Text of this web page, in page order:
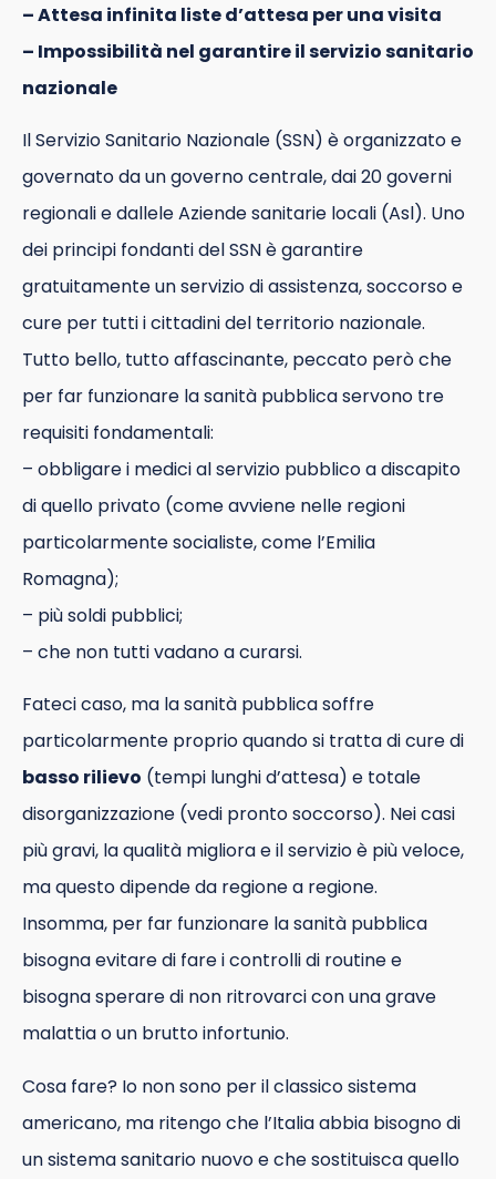
– Attesa infinita liste d’attesa per una visita
– Impossibilità nel garantire il servizio sanitario
nazionale
Il Servizio Sanitario Nazionale (SSN) è organizzato e
governato da un governo centrale, dai 20 governi
regionali e dallele Aziende sanitarie locali (Asl). Uno
dei principi fondanti del SSN è garantire
gratuitamente un servizio di assistenza, soccorso e
cure per tutti i cittadini del territorio nazionale.
Tutto bello, tutto affascinante, peccato però che
per far funzionare la sanità pubblica servono tre
requisiti fondamentali:
– obbligare i medici al servizio pubblico a discapito
di quello privato (come avviene nelle regioni
particolarmente socialiste, come l’Emilia
Romagna);
– più soldi pubblici;
– che non tutti vadano a curarsi.
Fateci caso, ma la sanità pubblica soffre
particolarmente proprio quando si tratta di cure di
basso rilievo (tempi lunghi d’attesa) e totale
disorganizzazione (vedi pronto soccorso). Nei casi
più gravi, la qualità migliora e il servizio è più veloce,
ma questo dipende da regione a regione.
Insomma, per far funzionare la sanità pubblica
bisogna evitare di fare i controlli di routine e
bisogna sperare di non ritrovarci con una grave
malattia o un brutto infortunio.
Cosa fare? Io non sono per il classico sistema
americano, ma ritengo che l’Italia abbia bisogno di
un sistema sanitario nuovo e che sostituisca quello